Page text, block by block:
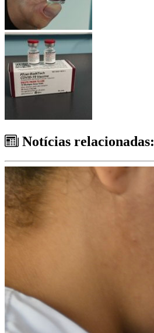
Notícias relacionadas: